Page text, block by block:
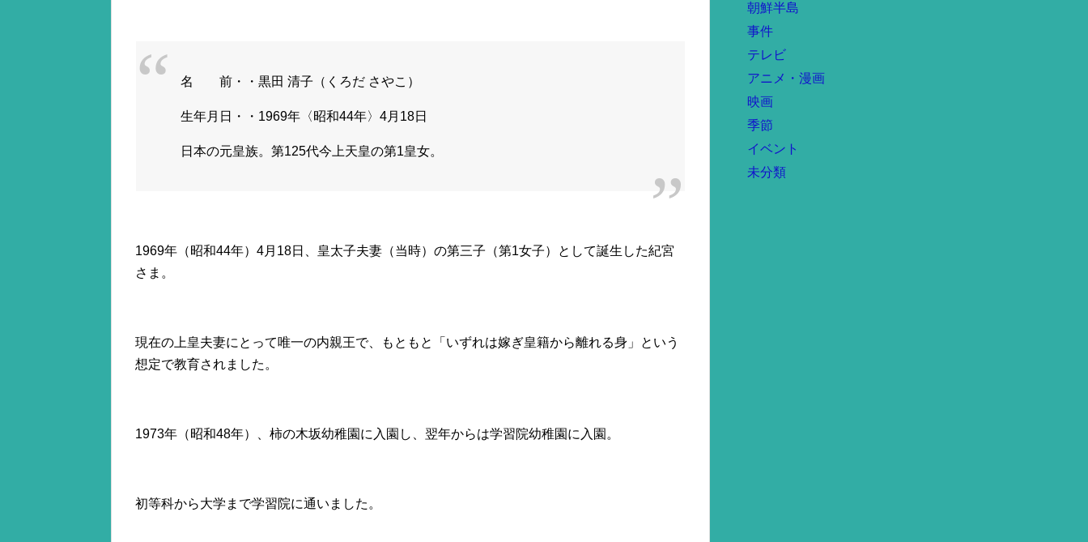
名 前・・黒田 清子（くろだ さやこ）
生年月日・・1969年〈昭和44年〉4月18日
日本の元皇族。第125代今上天皇の第1皇女。
1969年（昭和44年）4月18日、皇太子夫妻（当時）の第三子（第1女子）として誕生した紀宮
さま。
現在の上皇夫妻にとって唯一の内親王で、もともと「いずれは嫁ぎ皇籍から離れる身」という
想定で教育されました。
1973年（昭和48年）、柿の木坂幼稚園に入園し、翌年からは学習院幼稚園に入園。
初等科から大学まで学習院に通いました。
朝鮮半島
事件
テレビ
アニメ・漫画
映画
季節
イベント
未分類